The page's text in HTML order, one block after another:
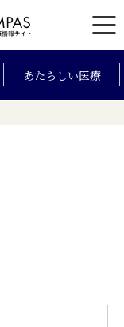
あたらしい医療